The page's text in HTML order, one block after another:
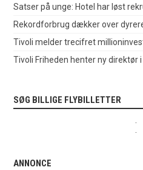
Satser på unge: Hotel har løst
Rekordforbrug dækker over
Tivoli melder trecifret
Tivoli Friheden henter ny direktør
SØG BILLIGE FLYBILLETTER
ANNONCE